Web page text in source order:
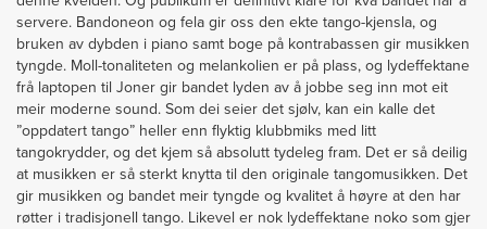
servere. Bandoneon og fela gir oss den ekte tango-kjensla, og
bruken av dybden i piano samt boge på kontrabassen gir musikken
tyngde. Moll-tonaliteten og melankolien er på plass, og lydeffektane
frå laptopen til Joner gir bandet lyden av å jobbe seg inn mot eit
meir moderne sound. Som dei seier det sjølv, kan ein kalle det
”oppdatert tango” heller enn flyktig klubbmiks med litt
tangokrydder, og det kjem så absolutt tydeleg fram. Det er så deilig
at musikken er så sterkt knytta til den originale tangomusikken. Det
gir musikken og bandet meir tyngde og kvalitet å høyre at den har
røtter i tradisjonell tango. Likevel er nok lydeffektane noko som gjer